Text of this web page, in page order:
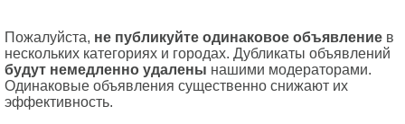
Пожалуйста, не публикуйте одинаковое объявление в
нескольких категориях и городах. Дубликаты объявлений
будут немедленно удалены нашими модераторами.
Одинаковые объявления существенно снижают их
эффективность.